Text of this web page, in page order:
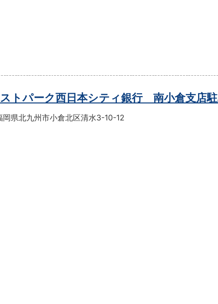
ストパーク西日本シティ銀行 南小倉支店
岡県北九州市小倉北区清水3-10-12